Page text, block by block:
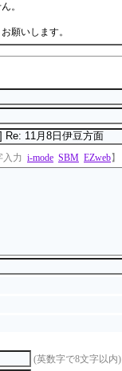
。
願いします。
入力 i-mode SBM EZweb】
(英数字で8文字以内)